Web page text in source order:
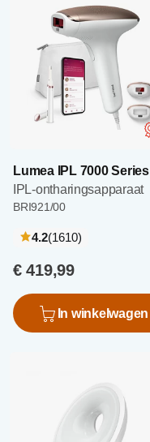
Lumea IPL 7000 Series
IPL-ontharingsapparaat
BRI921/00
4.2(1610recensies
)
€ 419,99
In winkelwagen